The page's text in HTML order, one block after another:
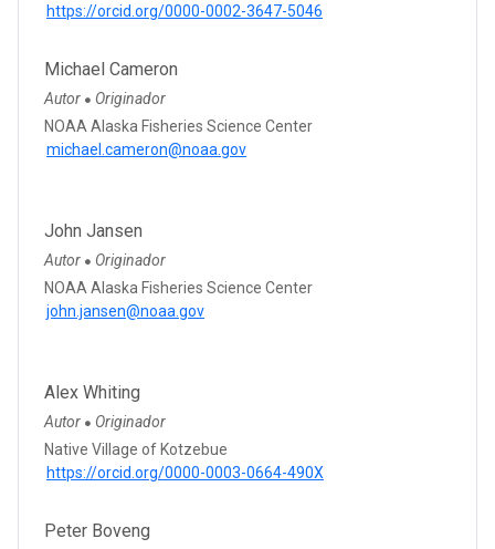
https://orcid.org/0000-0002-3647-5046
Michael Cameron
Autor ● Originador
NOAA Alaska Fisheries Science Center
michael.cameron@noaa.gov
John Jansen
Autor ● Originador
NOAA Alaska Fisheries Science Center
john.jansen@noaa.gov
Alex Whiting
Autor ● Originador
Native Village of Kotzebue
https://orcid.org/0000-0003-0664-490X
Peter Boveng